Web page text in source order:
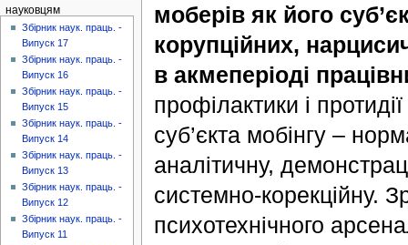
моберів як його
корупційних,
в акмеперіоді
профілактики і
суб’єкта мобінгу –
аналітичну,
системно-корекційну.
психотехнічного
науковцям
Збірник наук. праць. -
Випуск 17
Збірник наук. праць. -
Випуск 16
Збірник наук. праць. -
Випуск 15
Збірник наук. праць. -
Випуск 14
Збірник наук. праць. -
Випуск 13
Збірник наук. праць. -
Випуск 12
Збірник наук. праць. -
Випуск 11